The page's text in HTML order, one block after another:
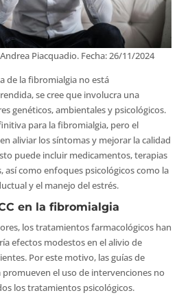
Piacquadio. Fecha: 26/11/2024
de la fibromialgia no está
se cree que involucra una
genéticos, ambientales y psicológicos.
para la fibromialgia, pero el
aliviar los síntomas y mejorar la calidad
puede incluir medicamentos, terapias
así como enfoques psicológicos como la
y el manejo del estrés.
en la fibromialgia
los tratamientos farmacológicos han
efectos modestos en el alivio de
Por este motivo, las guías de
el uso de intervenciones no
los tratamientos psicológicos.